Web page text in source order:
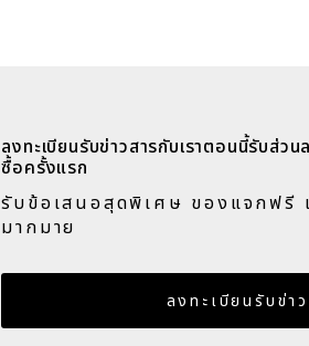
ลงทะเบียนรับข่าวสารกับเราตอนนี้รับส่ว
ซื้อครั้งแรก​
รับข้อเสนอสุดพิเศษ ของแจกฟรี
มากมาย​
กรอกอีเมล
ลงทะเบียนรับข่า